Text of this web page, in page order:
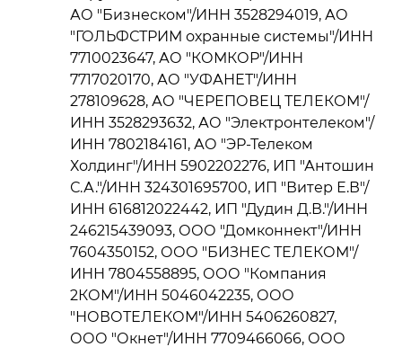
АО "Бизнеском"/ИНН 3528294019, АО
"ГОЛЬФСТРИМ охранные системы"/ИНН
7710023647, АО "КОМКОР"/ИНН
7717020170, АО "УФАНЕТ"/ИНН
278109628, АО "ЧЕРЕПОВЕЦ ТЕЛЕКОМ"/
ИНН 3528293632, АО "Электронтелеком"/
ИНН 7802184161, АО "ЭР-Телеком
Холдинг"/ИНН 5902202276, ИП "Антошин
С.А."/ИНН 324301695700, ИП "Витер Е.В"/
ИНН 616812022442, ИП "Дудин Д.В."/ИНН
246215439093, ООО "Домконнект"/ИНН
7604350152, ООО "БИЗНЕС ТЕЛЕКОМ"/
ИНН 7804558895, ООО "Компания
2КОМ"/ИНН 5046042235, ООО
"НОВОТЕЛЕКОМ"/ИНН 5406260827,
ООО "Окнет"/ИНН 7709466066, ООО